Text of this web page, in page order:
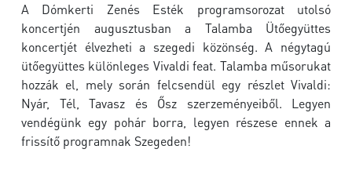
A Dómkerti Zenés Esték programsorozat utolsó
koncertjén augusztusban a Talamba Ütőegyüttes
koncertjét élvezheti a szegedi közönség. A négytagú
ütőegyüttes különleges Vivaldi feat. Talamba műsorukat
hozzák el, mely során felcsendül egy részlet Vivaldi:
Nyár, Tél, Tavasz és Ősz szerzeményeiből. Legyen
vendégünk egy pohár borra, legyen részese ennek a
frissítő programnak Szegeden!